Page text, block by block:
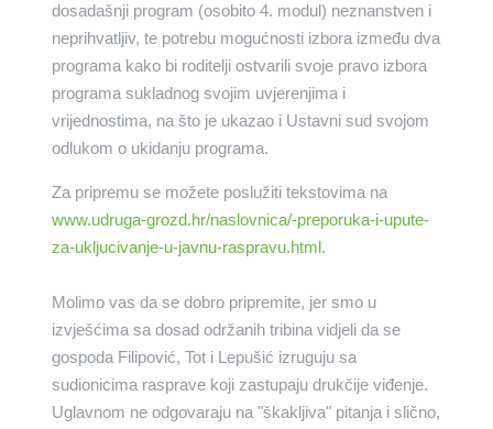
dosadašnji program (osobito 4. modul) neznanstven i
neprihvatljiv, te potrebu mogućnosti izbora između dva
programa kako bi roditelji ostvarili svoje pravo izbora
programa sukladnog svojim uvjerenjima i
vrijednostima, na što je ukazao i Ustavni sud svojom
odlukom o ukidanju programa.
Za pripremu se možete poslužiti tekstovima na
www.udruga-grozd.hr/naslovnica/-preporuka-i-upute-
za-ukljucivanje-u-javnu-raspravu.html.
Molimo vas da se dobro pripremite, jer smo u
izvješćima sa dosad održanih tribina vidjeli da se
gospoda Filipović, Tot i Lepušić izruguju sa
sudionicima rasprave koji zastupaju drukčije viđenje.
Uglavnom ne odgovaraju na "škakljiva" pitanja i slično,